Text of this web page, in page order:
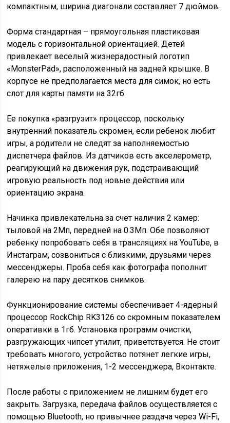
компактным, ширина диагонали составляет 7 дюймов.
Форма стандартная – прямоугольная пластиковая
модель с горизонтальной ориентацией. Детей
привлекает веселый жизнерадостный логотип
«MonsterPad», расположенный на задней крышке. В
корпусе не предполагается места для симок, но есть
слот для карты памяти на 32гб.
Ее покупка «разгрузит» процессор, поскольку
внутренний показатель скромен, если ребенок любит
игры, а родители не следят за наполняемостью
диспетчера файлов. Из датчиков есть акселерометр,
реагирующий на движения рук, подстраивающий
игровую реальность под новые действия или
ориентацию экрана.
Начинка привлекательна за счет наличия 2 камер:
тыловой на 2Мп, передней на 0.3Мп. Обе позволяют
ребенку попробовать себя в трансляциях на YouTube, в
Инстаграм, созвониться с близкими, друзьями через
мессенджеры. Проба себя как фотографа пополнит
галерею на пару десятков снимков.
Функционирование системы обеспечивает 4-ядерный
процессор RockChip RK3126 со скромным показателем
оперативки в 1гб. Установка программ очистки,
разгружающих чипсет утилит, приветствуется. Не стоит
требовать многого, устройство потянет легкие игры,
нетяжелые приложения, 1-2 мессенджера, Вконтакте.
После работы с приложением не лишним будет его
закрыть. Загрузка, передача файлов осуществляется с
помощью Bluetooth, но привычнее раздача через Wi-Fi,